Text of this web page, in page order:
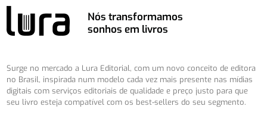
Nós transformamos
sonhos em livros
Surge no mercado a Lura Editorial, com um novo conceito de editora
no Brasil, inspirada num modelo cada vez mais presente nas mídias
digitais com serviços editoriais de qualidade e preço justo para que
seu livro esteja compatível com os best-sellers do seu segmento.